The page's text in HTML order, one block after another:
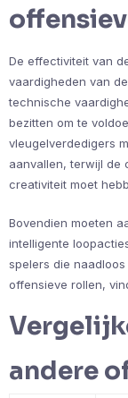
De effectiviteit van
vaardigheden van
technische
bezitten om te
vleugelverdedigers
aanvallen, terwijl de
creativiteit moet
Bovendien moeten
intelligente
spelers die
offensieve rollen,
andere